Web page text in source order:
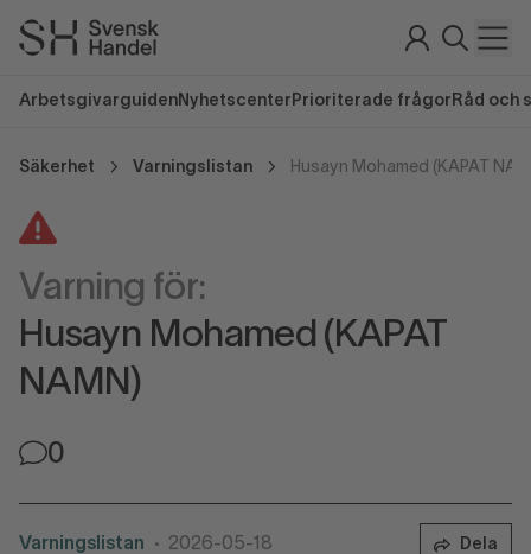
Arbetsgivarguiden Nyhetscenter Prioriterade frågor Råd och
Säkerhet Varningslistan Husayn Mohamed (KAPAT
Varning för:
Husayn Mohamed (KAPAT
NAMN)
0
Varningslistan • 2026-05-18 Dela